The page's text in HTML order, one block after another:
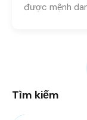
được mệnh
Tìm kiếm